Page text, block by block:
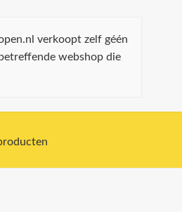
verkoopt zelf géén
webshop die